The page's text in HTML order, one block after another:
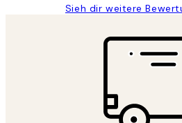
Sieh dir weitere